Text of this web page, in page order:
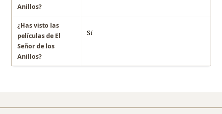
Anillos?
¿Has visto las
películas de El
Señor de los
Anillos?
Sí